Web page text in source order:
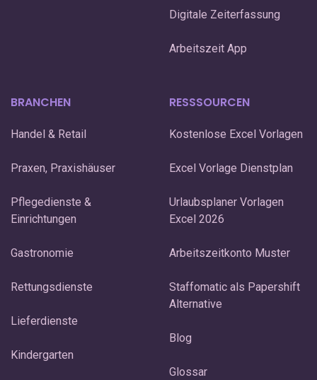
Digitale Zeiterfassung
Arbeitszeit App
BRANCHEN
Handel & Retail
Praxen, Praxishäuser
Pflegedienste &
Einrichtungen
Gastronomie
Rettungsdienste
Lieferdienste
Kindergarten
RESSSOURCEN
Kostenlose Excel Vorlagen
Excel Vorlage Dienstplan
Urlaubsplaner Vorlagen
Excel 2026
Arbeitszeitkonto Muster
Staffomatic als Papershift
Alternative
Blog
Glossar